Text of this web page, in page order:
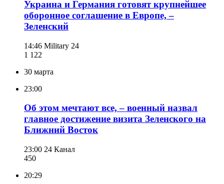
Украина и Германия готовят крупнейшее
оборонное соглашение в Европе, –
Зеленский
14:46 Military 24
1 122
30 марта
23:00
Об этом мечтают все, – военный назвал
главное достижение визита Зеленского на
Ближний Восток
23:00 24 Канал
450
20:29